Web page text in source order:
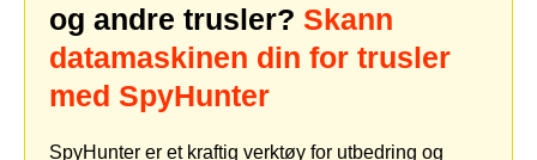
og andre trusler? Skann
datamaskinen din for trusler
med SpyHunter
SpyHunter er et kraftig verktøy for utbedring og